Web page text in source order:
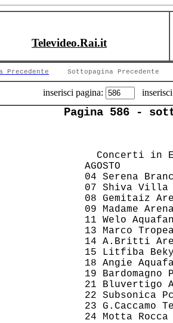
Televideo.Rai.it
Precedente Sottopagina Precedente
inserisci pagina:
Pagina 586 -
04 Serena
07 Shiva Villa
08 Gemitaiz
09 Madame
11 Welo
13 Marco
14 A.Britti
15 Litfiba
18 Angie
19
21 Bluvertigo
22 Subsonica
23
24 Motta